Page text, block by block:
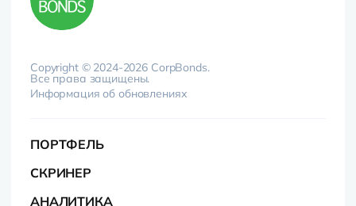
Copyright © 2024-2026 CorpBonds.
Все права защищены.
Информация об обновлениях
ПОРТФЕЛЬ
СКРИНЕР
АНАЛИТИКА